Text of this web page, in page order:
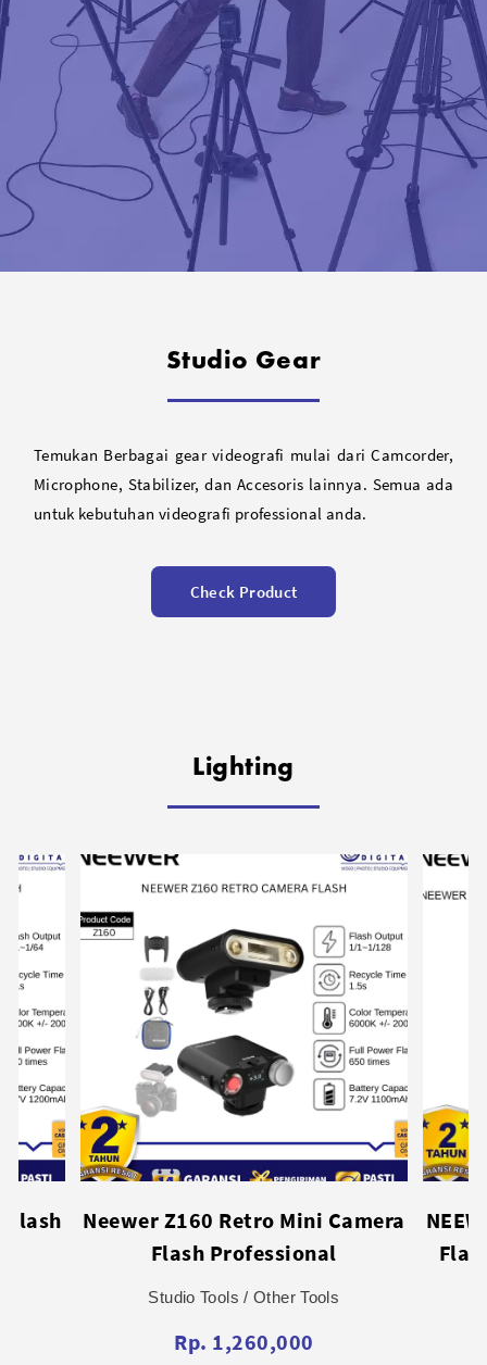
Studio Gear
Temukan Berbagai gear videografi mulai dari Camcorder,
Microphone, Stabilizer, dan Accesoris lainnya. Semua ada
untuk kebutuhan videografi professional anda.
Check Product
Lighting
NEEWER FL10 10W LED Portable
Flashlight Lightweight Photo
Video Lighting Tool (X01)
Studio Tools / Other Tools
Rp. 929,000